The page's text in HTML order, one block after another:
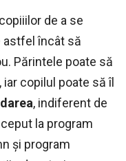
de a se
astfel încât să
Părintele poate să
copilul poate să îl
, indiferent de
la program
și program